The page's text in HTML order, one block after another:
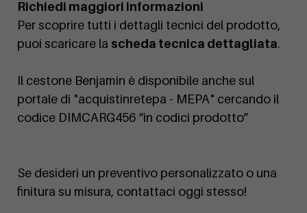
Richiedi maggiori informazioni
Per scoprire tutti i dettagli tecnici del prodotto,
puoi scaricare la scheda tecnica dettagliata.
Il cestone Benjamin è disponibile anche sul
portale di "acquistinretepa - MEPA" cercando il
codice DIMCARG456 “in codici prodotto”
Se desideri un preventivo personalizzato o una
finitura su misura, contattaci oggi stesso!